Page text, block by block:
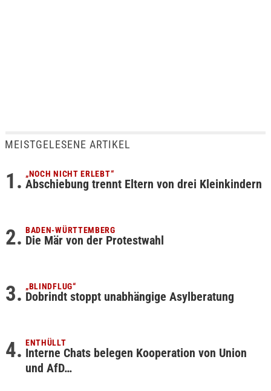
MEISTGELESENE ARTIKEL
„NOCH NICHT ERLEBT“
Abschiebung trennt Eltern von drei Kleinkindern
BADEN-WÜRTTEMBERG
Die Mär von der Protestwahl
„BLINDFLUG“
Dobrindt stoppt unabhängige Asylberatung
ENTHÜLLT
Interne Chats belegen Kooperation von Union
und AfD…